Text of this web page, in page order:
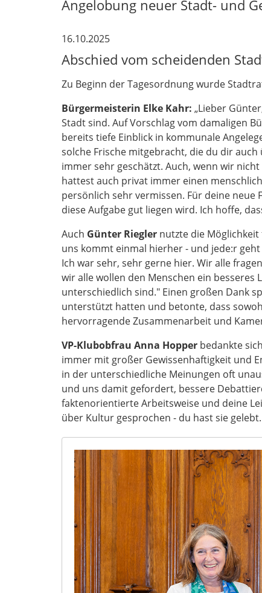
Angelobung neuer Stadt- und
16.10.2025
Abschied vom scheidenden
Zu Beginn der Tagesordnung wurde
Bürgermeisterin Elke Kahr: „Lieber
Stadt sind. Auf Vorschlag vom damaligen
bereits tiefe Einblick in kommunale
solche Frische mitgebracht, die du dir
immer sehr geschätzt. Auch, wenn wir
hattest auch privat immer einen
persönlich sehr vermissen. Für deine
diese Aufgabe gut liegen wird. Ich hoffe,
Auch Günter Riegler nutzte die
uns kommt einmal hierher - und jede:r
Ich war sehr, sehr gerne hier. Wir alle
wir alle wollen den Menschen ein besseres
unterschiedlich sind." Einen großen Dank
unterstützt hatten und betonte, dass
hervorragende Zusammenarbeit und
VP-Klubobfrau Anna Hopper bedankte
immer mit großer Gewissenhaftigkeit und
in der unterschiedliche Meinungen oft
und uns damit gefordert, bessere
faktenorientierte Arbeitsweise und deine
über Kultur gesprochen - du hast sie